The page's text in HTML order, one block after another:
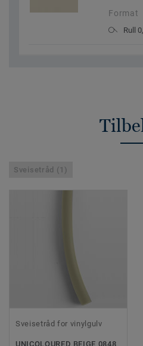
Format
Rull
Sveisetråd (1)
Sveisetråd for vinylgulv
UNICOLOURED BEIGE 0848